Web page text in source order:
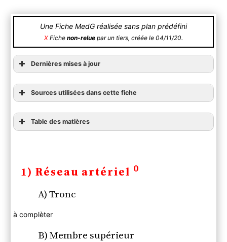
Une Fiche MedG réalisée sans plan prédéfini
X Fiche non-relue par un tiers, créée le 04/11/20.
Dernières mises à jour
Sources utilisées dans cette fiche
Table des matières
C) Membre inférieur
A) Tronc
B) Membre supérieur
1) Réseau artériel 0
A) Tronc
à complèter
B) Membre supérieur